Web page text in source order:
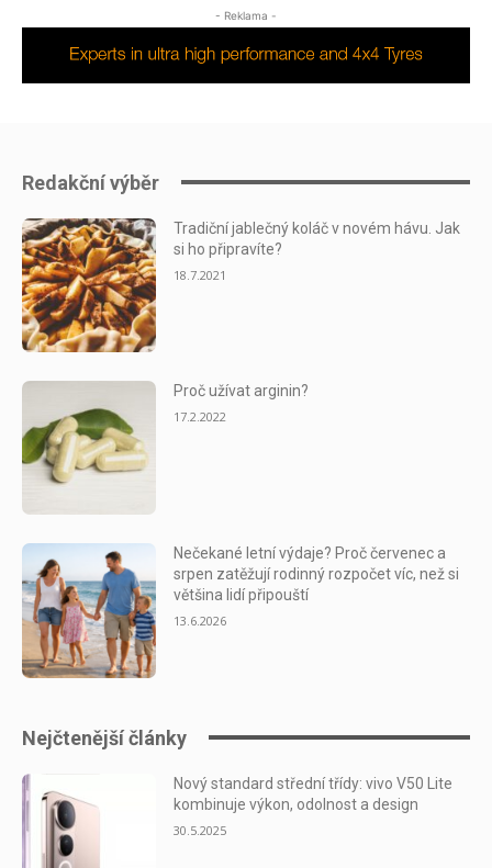
- Reklama -
Redakční výběr
Tradiční jablečný koláč v novém hávu. Jak
si ho připravíte?
18.7.2021
Proč užívat arginin?
17.2.2022
Nečekané letní výdaje? Proč červenec a
srpen zatěžují rodinný rozpočet víc, než si
většina lidí připouští
13.6.2026
Nejčtenější články
Nový standard střední třídy: vivo V50 Lite
kombinuje výkon, odolnost a design
30.5.2025